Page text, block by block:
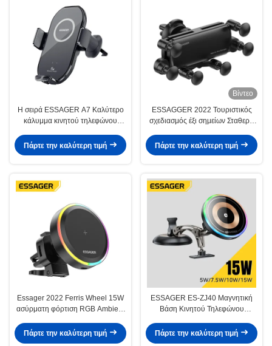
Η σειρά ESSAGER A7 Καλύτερο
κάλυμμα κινητού τηλεφώνου
Πάρτε την καλύτερη τιμή
Βίντεο
ESSAGGER 2022 Τουριστικός
σχεδιασμός έξι σημείων Σταθερή
Πάρτε την καλύτερη τιμή
Essager 2022 Ferris Wheel 15W
ασύρματη φόρτιση RGB Ambient
φορτιστή αυτοκινήτου για
Πάρτε την καλύτερη τιμή
ESSAGER ES-ZJ40 Μαγνητική
Βάση Κινητού Τηλεφώνου
Φορτιστή 15W Περιστροφή 360°
Πάρτε την καλύτερη τιμή